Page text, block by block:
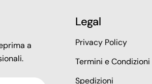
a
Legal
Privacy Policy
Termini e Condizioni
Spedizioni